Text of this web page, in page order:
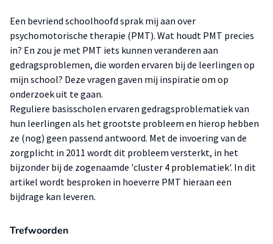
Een bevriend schoolhoofd sprak mij aan over
psychomotorische therapie (PMT). Wat houdt PMT precies
in? En zou je met PMT iets kunnen veranderen aan
gedragsproblemen, die worden ervaren bij de leerlingen op
mijn school? Deze vragen gaven mij inspiratie om op
onderzoek uit te gaan.
Reguliere basisscholen ervaren gedragsproblematiek van
hun leerlingen als het grootste probleem en hierop hebben
ze (nog) geen passend antwoord. Met de invoering van de
zorgplicht in 2011 wordt dit probleem versterkt, in het
bijzonder bij de zogenaamde 'cluster 4 problematiek'. In dit
artikel wordt besproken in hoeverre PMT hieraan een
bijdrage kan leveren.
Trefwoorden